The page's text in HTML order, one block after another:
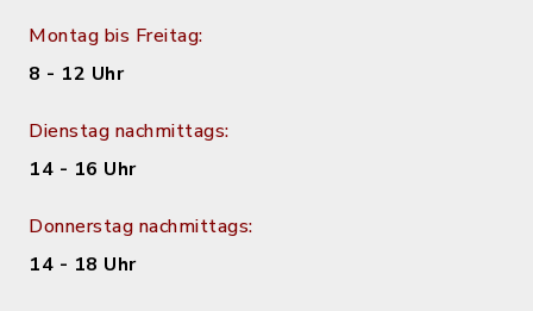
Montag bis Freitag:
8 - 12 Uhr
Dienstag nachmittags:
14 - 16 Uhr
Donnerstag nachmittags:
14 - 18 Uhr